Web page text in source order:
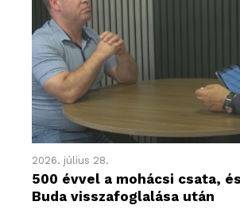
2026. július 28.
500 évvel a mohácsi csata,
Buda visszafoglalása után